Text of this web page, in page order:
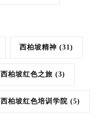
西柏坡精神 (31)
西柏坡红色之旅 (3)
西柏坡红色培训学院 (5)